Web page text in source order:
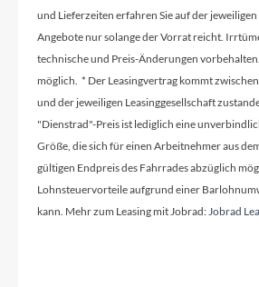
Pedale
BULLS Pedale
Ständer
und Lieferzeiten erfahren Sie auf der
Angebote nur solange der Vorrat reicht.
technische und Preis-Änderungen
möglich. * Der Leasingvertrag kommt
und der jeweiligen Leasinggesellschaft
"Dienstrad"-Preis ist lediglich eine
Größe, die sich für einen Arbeitnehmer aus
gültigen Endpreis des Fahrrades abzüglich
Lohnsteuervorteile aufgrund einer
kann. Mehr zum Leasing mit Jobrad:Jobrad